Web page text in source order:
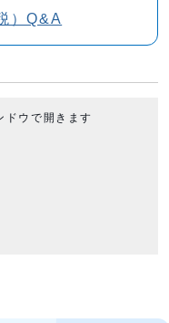
）Q&A
ドウで開きます